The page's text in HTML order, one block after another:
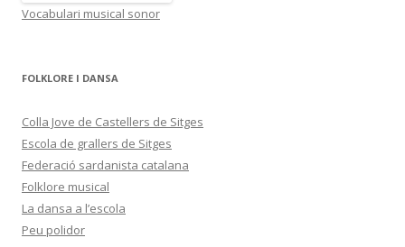
Vocabulari musical sonor
FOLKLORE I DANSA
Colla Jove de Castellers de Sitges
Escola de grallers de Sitges
Federació sardanista catalana
Folklore musical
La dansa a l’escola
Peu polidor